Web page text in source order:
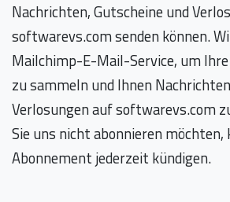
Nachrichten, Gutscheine und
softwarevs.com senden können.
Mailchimp-E-Mail-Service, um
zu sammeln und Ihnen
Verlosungen auf softwarevs.com
Sie uns nicht abonnieren möchten,
Abonnement jederzeit kündigen.